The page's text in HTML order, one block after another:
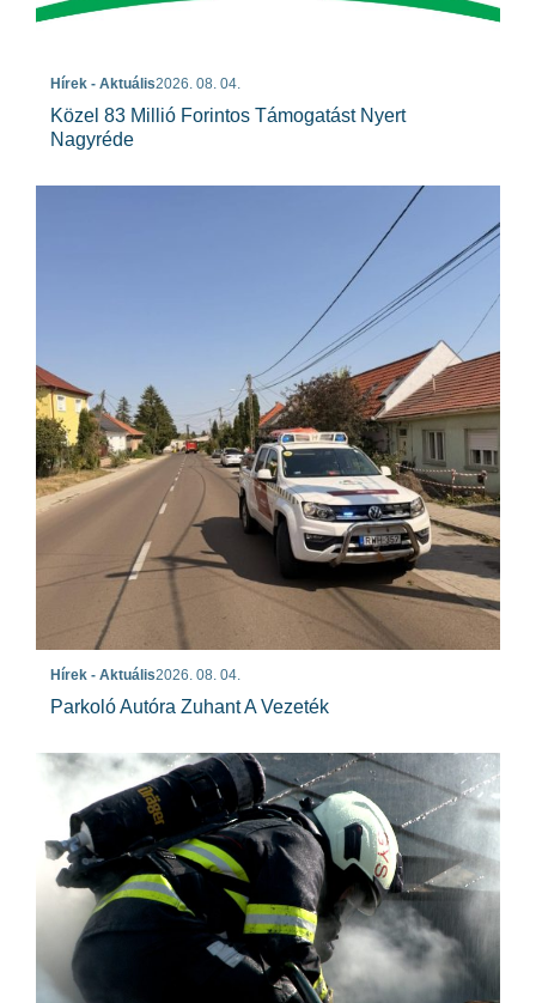
Hírek - Aktuális2026. 08. 04.
Közel 83 Millió Forintos Támogatást Nyert
Nagyréde
Hírek - Aktuális2026. 08. 04.
Parkoló Autóra Zuhant A Vezeték